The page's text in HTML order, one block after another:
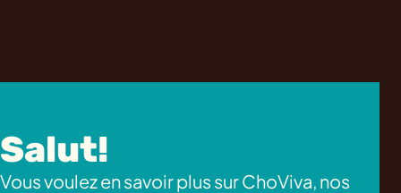
Salut!
Vous voulez en savoir plus sur ChoViva, nos